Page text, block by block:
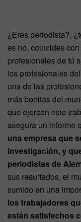
¿Eres periodista?,
es no, coincides
profesionales de tú
los profesionales
una de las
más bonitas del
que ejercen este
asegura un informe
una empresa que
investigación, y
periodistas de
sus resultados, el
sumido en una
los trabajadores
están satisfechos